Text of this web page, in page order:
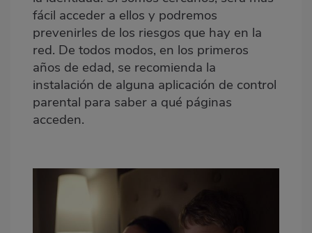
fácil acceder a ellos y podremos
prevenirles de los riesgos que hay en la
red. De todos modos, en los primeros
años de edad, se recomienda la
instalación de alguna aplicación de control
parental para saber a qué páginas
acceden.